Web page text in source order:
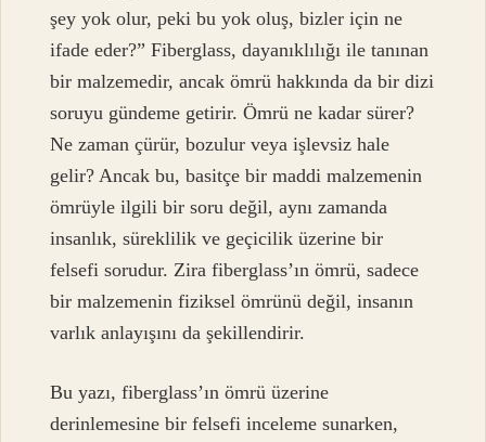
şey yok olur, peki bu yok oluş, bizler için ne
ifade eder?” Fiberglass, dayanıklılığı ile tanınan
bir malzemedir, ancak ömrü hakkında da bir dizi
soruyu gündeme getirir. Ömrü ne kadar sürer?
Ne zaman çürür, bozulur veya işlevsiz hale
gelir? Ancak bu, basitçe bir maddi malzemenin
ömrüyle ilgili bir soru değil, aynı zamanda
insanlık, süreklilik ve geçicilik üzerine bir
felsefi sorudur. Zira fiberglass’ın ömrü, sadece
bir malzemenin fiziksel ömrünü değil, insanın
varlık anlayışını da şekillendirir.
Bu yazı, fiberglass’ın ömrü üzerine
derinlemesine bir felsefi inceleme sunarken,